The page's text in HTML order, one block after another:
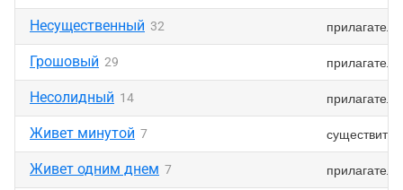
Несущественный 32
Грошовый 29
Несолидный 14
Живет минутой 7
Живет одним днем 7